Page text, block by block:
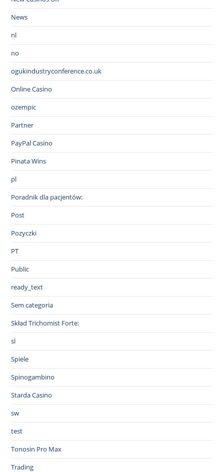
News
nl
no
ogukindustryconference.co.uk
Online Casino
ozempic
Partner
PayPal Casino
Pinata Wins
pl
Poradnik dla pacjentów:
Post
Pozyczki
PT
Public
ready_text
Sem categoria
Skład Trichomist Forte:
sl
Spiele
Spinogambino
Starda Casino
sw
test
Tonosin Pro Max
Trading